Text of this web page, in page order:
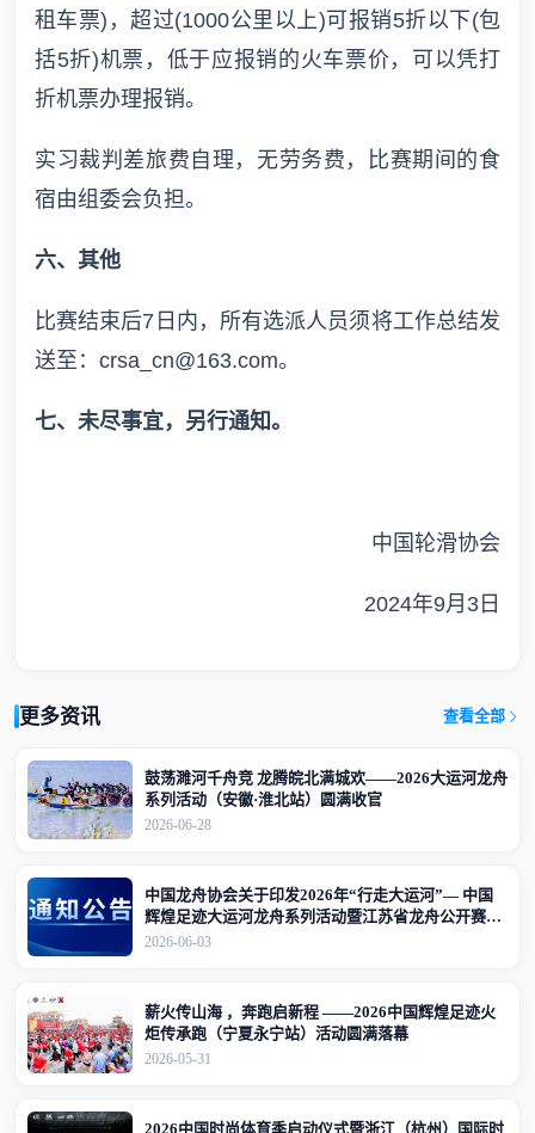
租车票)，超过(1000公里以上)可报销5折以下(包
括5折)机票，低于应报销的火车票价，可以凭打
折机票办理报销。
实习裁判差旅费自理，无劳务费，比赛期间的食
宿由组委会负担。
六、其他
比赛结束后7日内，所有选派人员须将工作总结发
送至：crsa_cn@163.com。
七、未尽事宜，另行通知。
中国轮滑协会
2024年9月3日
更多资讯 查看全部
鼓荡濉河千舟竞 龙腾皖北满城欢——2026大运河龙舟
系列活动（安徽·淮北站）圆满收官
2026-06-28
中国龙舟协会关于印发2026年“行走大运河”— 中国
辉煌足迹大运河龙舟系列活动暨江苏省龙舟公开赛
（江苏·宜兴站）竞赛规程的通知
2026-06-03
薪火传山海 ，奔跑启新程 ——2026中国辉煌足迹火
炬传承跑（宁夏永宁站）活动圆满落幕
2026-05-31
2026中国时尚体育季启动仪式暨浙江（杭州）国际时